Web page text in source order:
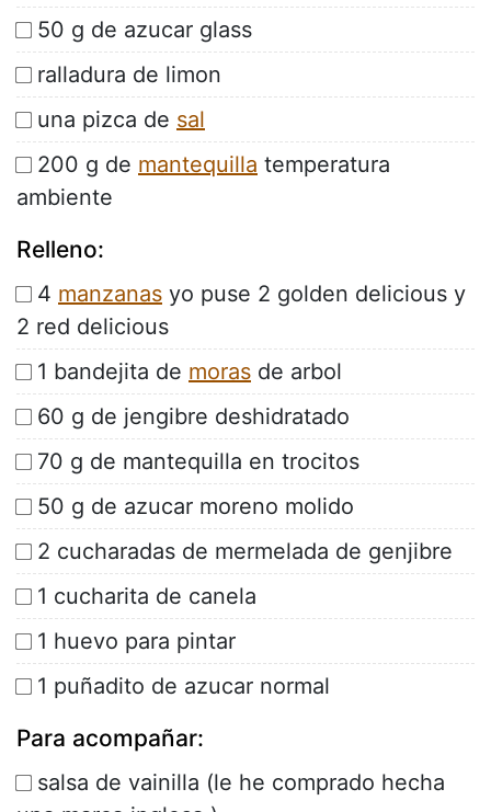
50 g de azucar glass
ralladura de limon
una pizca de sal
200 g de mantequilla temperatura
ambiente
Relleno:
4 manzanas yo puse 2 golden delicious y
2 red delicious
1 bandejita de moras de arbol
60 g de jengibre deshidratado
70 g de mantequilla en trocitos
50 g de azucar moreno molido
2 cucharadas de mermelada de genjibre
1 cucharita de canela
1 huevo para pintar
1 puñadito de azucar normal
Para acompañar:
salsa de vainilla (le he comprado hecha